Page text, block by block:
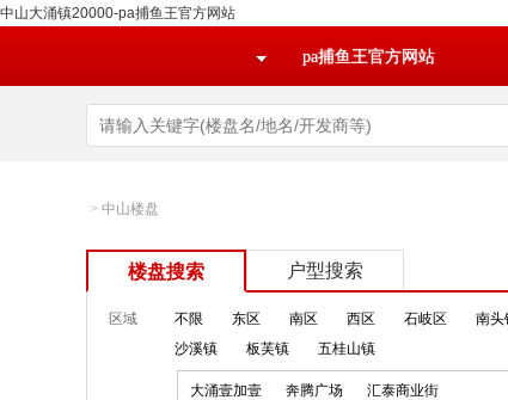
中山大涌镇20000-pa捕鱼王官方网站
pa捕鱼王官方网站
> 中山楼盘
楼盘搜索 户型搜索
区域 不限 东区 南区 西区 石岐区 南头
沙溪镇
板芙镇 五桂山镇
大涌壹加壹 奔腾广场 汇泰商业街